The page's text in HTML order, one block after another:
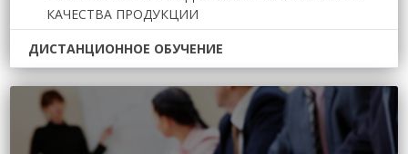
КАЧЕСТВА ПРОДУКЦИИ
ДИСТАНЦИОННОЕ ОБУЧЕНИЕ